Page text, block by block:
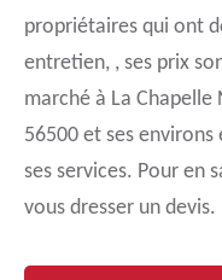
propriétaires qui ont
entretien, , ses prix
marché à La Chapelle
56500 et ses
ses services. Pour en
vous dresser un devis.